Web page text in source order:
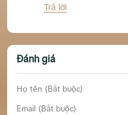
Trả lời
Đánh giá